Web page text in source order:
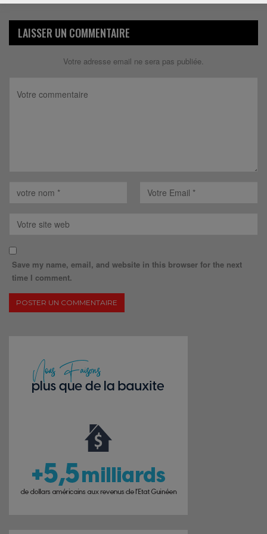
LAISSER UN COMMENTAIRE
Votre adresse email ne sera pas publiée.
Save my name, email, and website in this browser for the next
time I comment.